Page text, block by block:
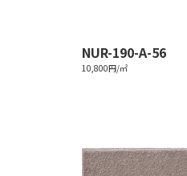
NUR-190-A-56
10,800円/㎡